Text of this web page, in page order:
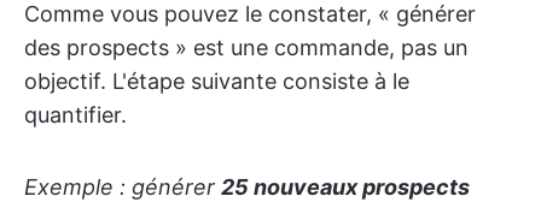
Comme vous pouvez le constater, « générer
des prospects » est une commande, pas un
objectif. L'étape suivante consiste à le
quantifier.
Exemple : générer 25 nouveaux prospects